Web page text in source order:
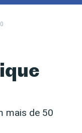
mais de 50